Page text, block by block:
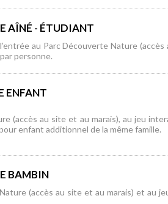
AÎNÉ - ÉTUDIANT
au Parc Découverte Nature (accès
personne.
ENFANT
(accès au site et au marais), au jeu
enfant additionnel de la même famille.
BAMBIN
(accès au site et au marais) et au